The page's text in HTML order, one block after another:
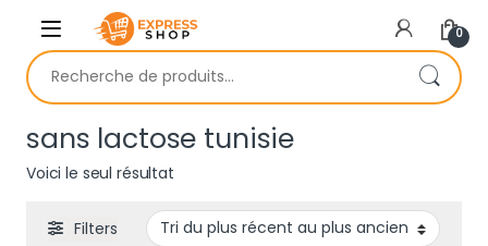
Skip to navigation
Skip to content
0
Recherche pour :
sans lactose tunisie
Voici le seul résultat
Filters